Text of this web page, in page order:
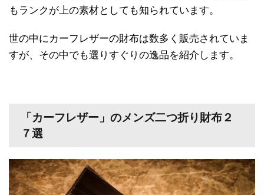
もランクが上の素材としても知られています。
世の中にカーフレザーの財布は数多く販売されていま
すが、その中でも選りすぐりの逸品を紹介します。
「カーフレザー」のメンズ二つ折り財布２
７選